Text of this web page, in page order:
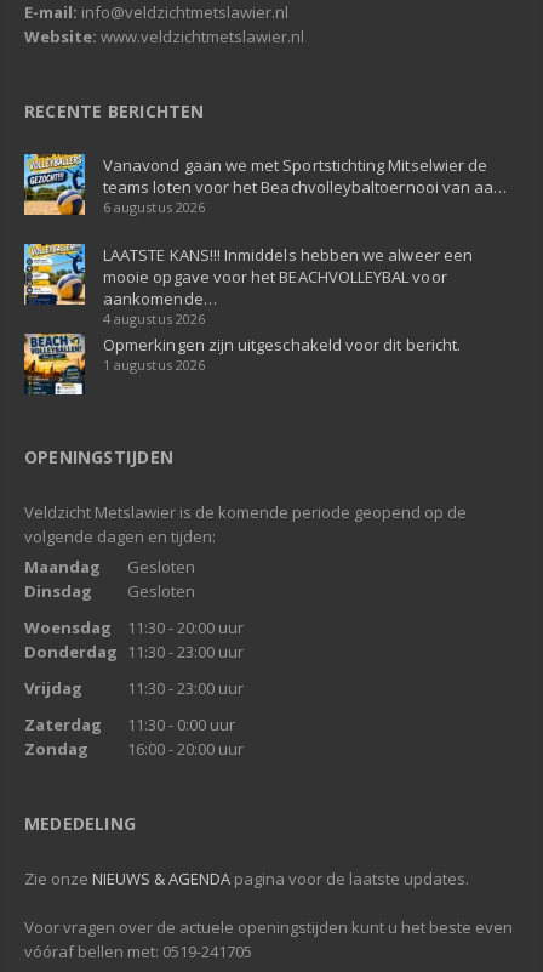
E-mail: info@veldzichtmetslawier.nl
Website: www.veldzichtmetslawier.nl
RECENTE BERICHTEN
Vanavond gaan we met Sportstichting Mitselwier de
teams loten voor het Beachvolleybaltoernooi van aa…
6 augustus 2026
LAATSTE KANS!!! Inmiddels hebben we alweer een
mooie opgave voor het BEACHVOLLEYBAL voor
aankomende…
4 augustus 2026
Opmerkingen zijn uitgeschakeld voor dit bericht.
1 augustus 2026
OPENINGSTIJDEN
Veldzicht Metslawier is de komende periode geopend op de
volgende dagen en tijden:
Maandag
Gesloten
Dinsdag
Gesloten
Woensdag
11:30 - 20:00 uur
Donderdag
11:30 - 23:00 uur
Vrijdag
11:30 - 23:00 uur
Zaterdag
11:30 - 0:00 uur
Zondag
16:00 - 20:00 uur
MEDEDELING
Zie onze NIEUWS & AGENDA pagina voor de laatste updates.
Voor vragen over de actuele openingstijden kunt u het beste even
vóóraf bellen met: 0519-241705